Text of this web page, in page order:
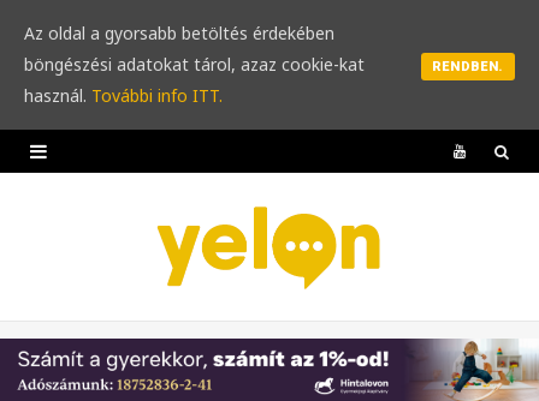
Y
u
b
Az oldal a gyorsabb betöltés érdekében
böngészési adatokat tárol, azaz cookie-kat
használ. További info ITT.
RENDBEN.